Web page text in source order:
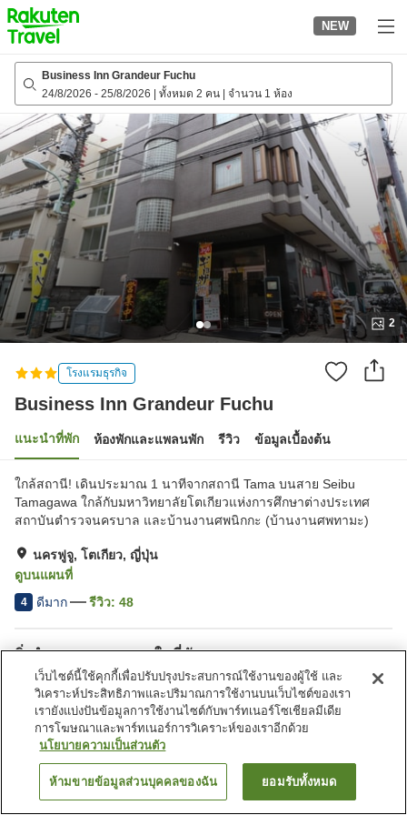
to
top
page
NEW
Business Inn Grandeur Fuchu
24/8/2026 - 25/8/2026 ทั้งหมด 2 คน จำนวน 1 ห้อง
2
โรงแรมธุรกิจ
Business Inn Grandeur Fuchu
แนะนำที่พัก ห้องพักและแพลนพัก รีวิว ข้อมูลเบื้องต้น
ใกล้สถานี! เดินประมาณ 1 นาทีจากสถานี Tama บนสาย Seibu
Tamagawa ใกล้กับมหาวิทยาลัยโตเกียวแห่งการศึกษาต่างประเทศ
สถาบันตำรวจนครบาล และบ้านงานศพนิกกะ (บ้านงานศพทามะ)
นครฟูจู, โตเกียว, ญี่ปุ่น
ดูบนแผนที่
4 ดีมาก รีวิว: 48
สิ่งอำนวยความสะดวกในที่พัก
ที่จอดรถ
ร้านอาหาร
คาเฟ่
ห้องจัดเลี้ยง
หน้าแรก ญี่ปุ่น โตเกียว
Business Inn Grandeur Fuchu
ค้นหาห้องพัก
เว็บไซต์นี้ใช้คุกกี้เพื่อปรับปรุงประสบการณ์ใช้งานของผู้ใช้ และ
วิเคราะห์ประสิทธิภาพและปริมาณการใช้งานบนเว็บไซต์ของเรา
เรายังแบ่งปันข้อมูลการใช้งานไซต์กับพาร์ทเนอร์โซเชียลมีเดีย
การโฆษณาและพาร์ทเนอร์การวิเคราะห์ของเราอีกด้วย
นโยบายความเป็นส่วนตัว
ห้ามขายข้อมูลส่วนบุคคลของฉัน ยอมรับทั้งหมด